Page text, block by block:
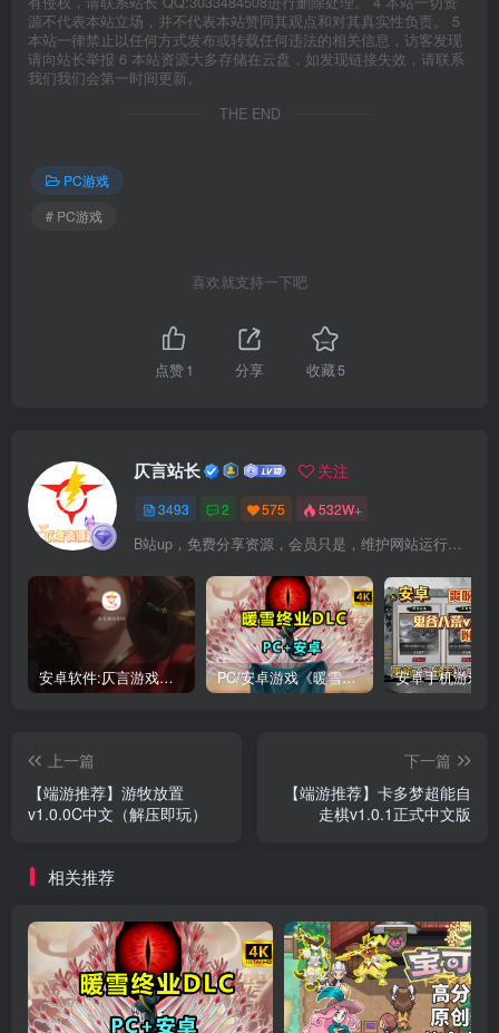
源不代表本站立场，并不代表本站赞同其观点和对其真实性负责。 5
本站一律禁止以任何方式发布或转载任何违法的相关信息，访客发现
请向站长举报 6 本站资源大多存储在云盘，如发现链接失效，请联系
我们我们会第一时间更新。
THE END
PC游戏
# PC游戏
喜欢就支持一下吧
点赞1 分享 收藏5
仄言站长 关注
3493 2 575 532W+
B站up，免费分享资源，会员只是，维护网站运行，会员权利为可以支持本地下载，更多内容，敬请期待！
安卓软件:仄言游戏库4.0APP全新上架了！没有下的赶紧下载呀！ PC/安卓游戏《暖雪最新v3.1.0.1》终业DLC整合版！
上一篇
【端游推荐】游牧放置
v1.0.0C中文（解压即玩）
下一篇
【端游推荐】卡多梦超能自
走棋v1.0.1正式中文版
相关推荐